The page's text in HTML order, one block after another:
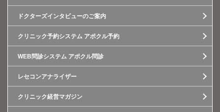
ドクターズインタビューのご案内
クリニック予約システム アポクル予約
WEB問診システム アポクル問診
レセコンアナライザー
クリニック経営マガジン